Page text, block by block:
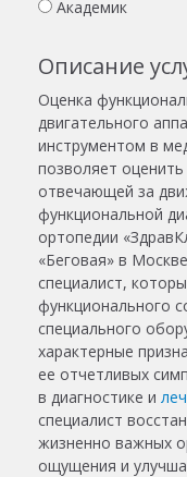
Академик
Описание
Оценка
двигательного
инструментом в
позволяет
отвечающей за
функциональной
ортопедии
«Беговая» в
специалист,
функционального
специального
характерные
ее отчетливых
в диагностике и
специалист
жизненно важных
ощущения и